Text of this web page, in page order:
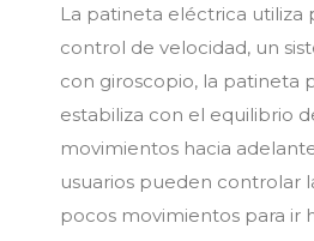
La patineta eléctrica utiliza
control de velocidad, un
con giroscopio, la patineta
estabiliza con el equilibrio
movimientos hacia
usuarios pueden controlar
pocos movimientos para ir